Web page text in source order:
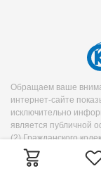
Обращаем ваше
интернет-сайте
исключительно
является публичной
(2) Гражданского
уточняйте